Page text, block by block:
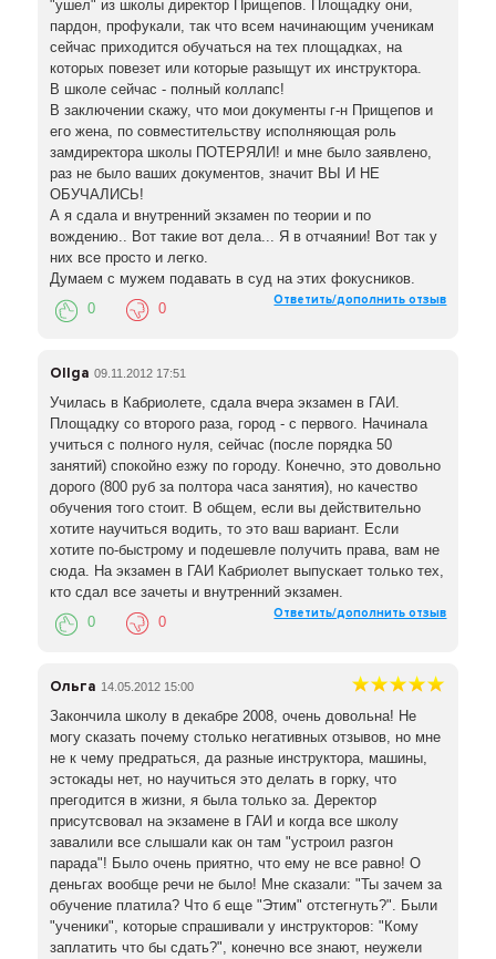
"ушел" из школы директор Прищепов. Площадку они,
пардон, профукали, так что всем начинающим ученикам
сейчас приходится обучаться на тех площадках, на
которых повезет или которые разыщут их инструктора.
В школе сейчас - полный коллапс!
В заключении скажу, что мои документы г-н Прищепов и
его жена, по совместительству исполняющая роль
замдиректора школы ПОТЕРЯЛИ! и мне было заявлено,
раз не было ваших документов, значит ВЫ И НЕ
ОБУЧАЛИСЬ!
А я сдала и внутренний экзамен по теории и по
вождению.. Вот такие вот дела... Я в отчаянии! Вот так у
них все просто и легко.
Думаем с мужем подавать в суд на этих фокусников.
Ответить/дополнить отзыв
0 0
Ollga 09.11.2012 17:51
Училась в Кабриолете, сдала вчера экзамен в ГАИ.
Площадку со второго раза, город - с первого. Начинала
учиться с полного нуля, сейчас (после порядка 50
занятий) спокойно езжу по городу. Конечно, это довольно
дорого (800 руб за полтора часа занятия), но качество
обучения того стоит. В общем, если вы действительно
хотите научиться водить, то это ваш вариант. Если
хотите по-быстрому и подешевле получить права, вам не
сюда. На экзамен в ГАИ Кабриолет выпускает только тех,
кто сдал все зачеты и внутренний экзамен.
Ответить/дополнить отзыв
0 0
Ольга 14.05.2012 15:00
Закончила школу в декабре 2008, очень довольна! Не
могу сказать почему столько негативных отзывов, но мне
не к чему предраться, да разные инструктора, машины,
эстокады нет, но научиться это делать в горку, что
прегодится в жизни, я была только за. Деректор
присутсвовал на экзамене в ГАИ и когда все школу
завалили все слышали как он там "устроил разгон
парада"! Было очень приятно, что ему не все равно! О
деньгах вообще речи не было! Мне сказали: "Ты зачем за
обучение платила? Что б еще "Этим" отстегнуть?". Были
"ученики", которые спрашивали у инструкторов: "Кому
заплатить что бы сдать?", конечно все знают, неужели